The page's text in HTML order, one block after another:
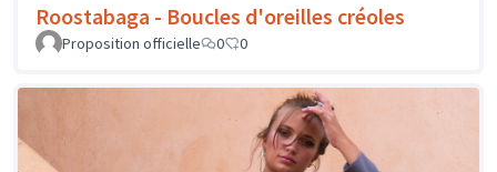
Roostabaga - Boucles d'oreilles créoles
Proposition officielle 0 0